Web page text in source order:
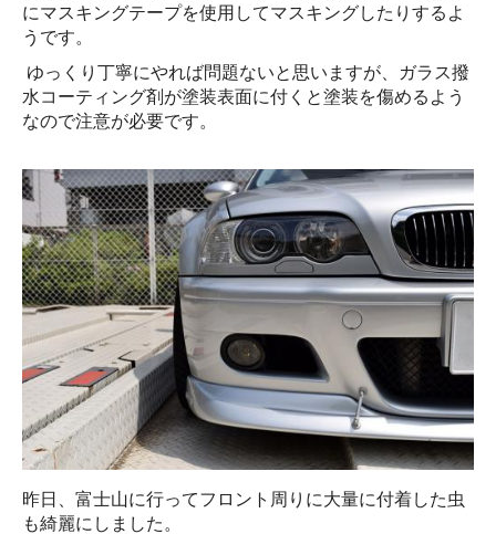
にマスキングテープを使用してマスキングしたりするよ
うです。
ゆっくり丁寧にやれば問題ないと思いますが、ガラス撥
水コーティング剤が塗装表面に付くと塗装を傷めるよう
なので注意が必要です。
昨日、富士山に行ってフロント周りに大量に付着した虫
も綺麗にしました。